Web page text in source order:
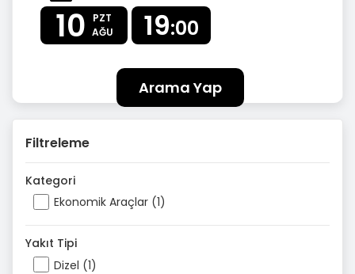
10
PZT
AĞU
19:00
Arama Yap
Filtreleme
Kategori
Ekonomik Araçlar (1)
Yakıt Tipi
Dizel (1)